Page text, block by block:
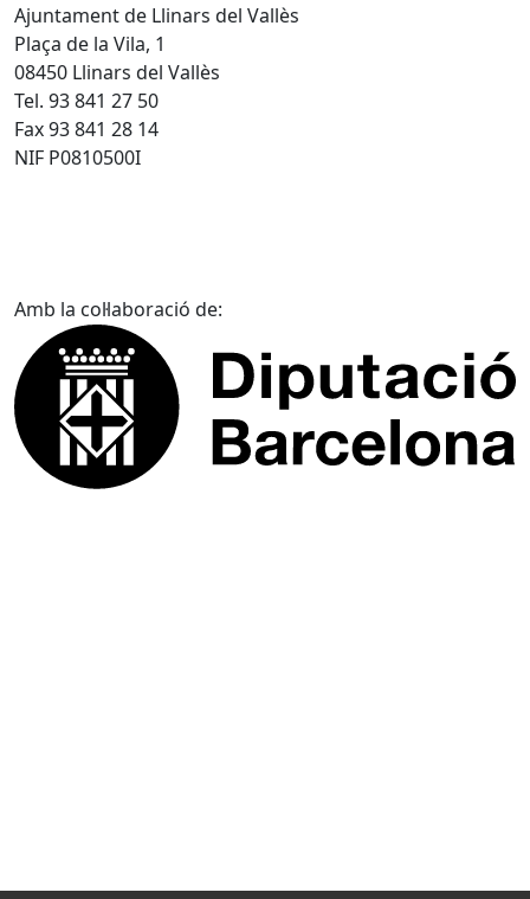
Ajuntament de Llinars del Vallès
Plaça de la Vila, 1
08450 Llinars del Vallès
Tel. 93 841 27 50
Fax 93 841 28 14
NIF P0810500I
Amb la col·laboració de: